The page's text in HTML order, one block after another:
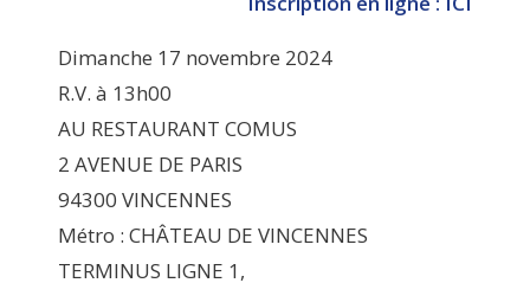
Dimanche 17 novembre 2024
R.V. à 13h00
AU RESTAURANT COMUS
2 AVENUE DE PARIS
94300 VINCENNES
Métro : CHÂTEAU DE VINCENNES
TERMINUS LIGNE 1,